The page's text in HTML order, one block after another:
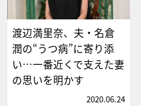
渡辺満里奈、夫・名倉
潤の“うつ病”に寄り添
い…一番近くで支えた妻
の思いを明かす
2020.06.24